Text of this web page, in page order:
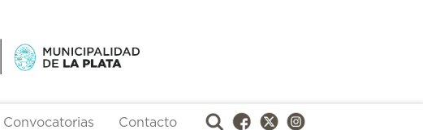
Convocatorias Contacto